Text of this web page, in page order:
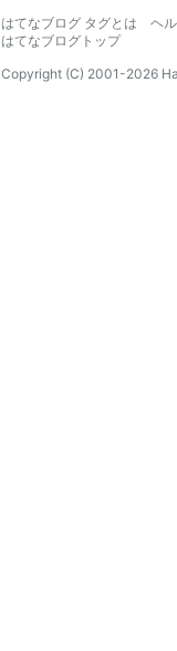
はてなブログ タグとは
ヘ
はてなブログトップ
Copyright (C) 2001-2026